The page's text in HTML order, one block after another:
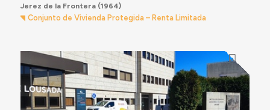
Jerez de la Frontera(1964)
Conjunto de Vivienda Protegida – Renta Limitada